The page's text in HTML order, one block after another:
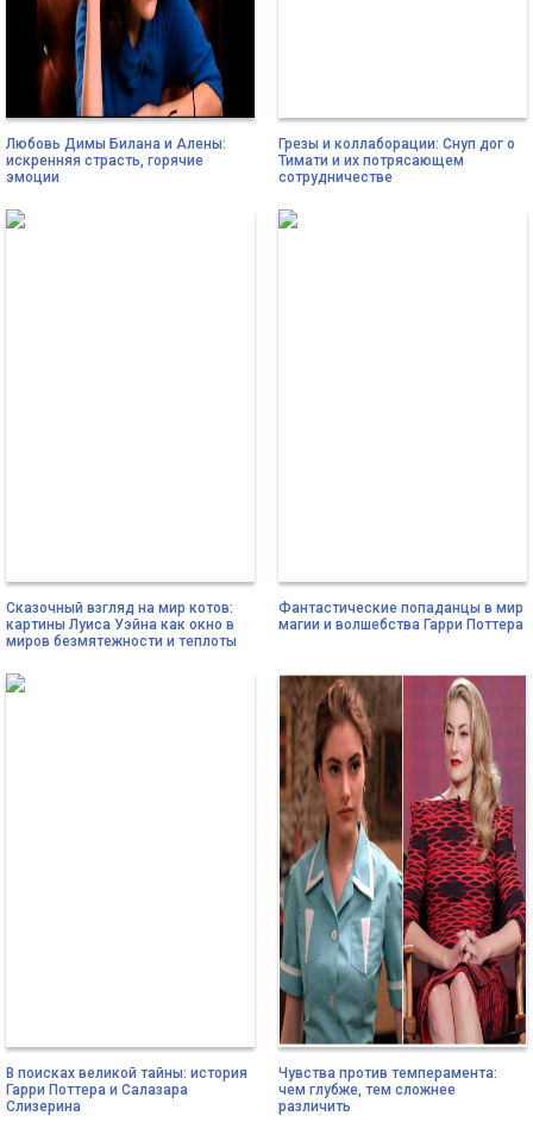
Любовь Димы Билана и Алены:
искренняя страсть, горячие
эмоции
Грезы и коллаборации: Снуп дог о
Тимати и их потрясающем
сотрудничестве
Сказочный взгляд на мир котов:
картины Луиса Уэйна как окно в
миров безмятежности и теплоты
Фантастические попаданцы в мир
магии и волшебства Гарри Поттера
В поисках великой тайны: история
Гарри Поттера и Салазара
Слизерина
Чувства против темперамента:
чем глубже, тем сложнее
различить